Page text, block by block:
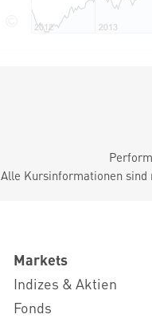
Alle Kursinformationen sind
Markets
Indizes & Aktien
Fonds